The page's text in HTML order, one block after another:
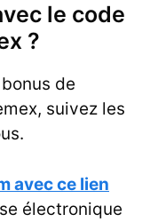
le code
?
de
suivez les
avec ce lien
électronique